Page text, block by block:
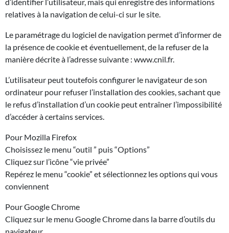
relatives à la navigation de celui-ci sur le site.
Le paramétrage du logiciel de navigation permet d’informer de
la présence de cookie et éventuellement, de la refuser de la
manière décrite à l’adresse suivante : www.cnil.fr.
L’utilisateur peut toutefois configurer le navigateur de son
ordinateur pour refuser l’installation des cookies, sachant que
le refus d’installation d’un cookie peut entraîner l’impossibilité
d’accéder à certains services.
Pour Mozilla Firefox
Choisissez le menu “outil ” puis “Options”
Cliquez sur l’icône “vie privée”
Repérez le menu “cookie” et sélectionnez les options qui vous
conviennent
Pour Google Chrome
Cliquez sur le menu Google Chrome dans la barre d’outils du